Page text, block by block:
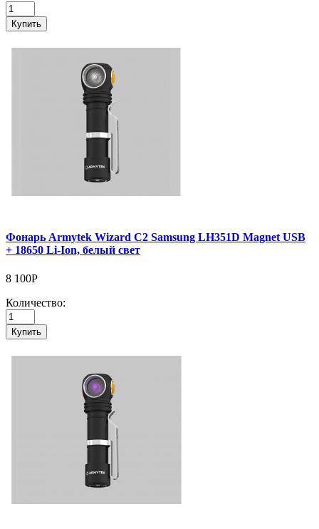
Купить
Фонарь Armytek Wizard C2 Samsung LH351D Magnet USB
+ 18650 Li-Ion, белый свет
8 100Р
Количество:
Купить